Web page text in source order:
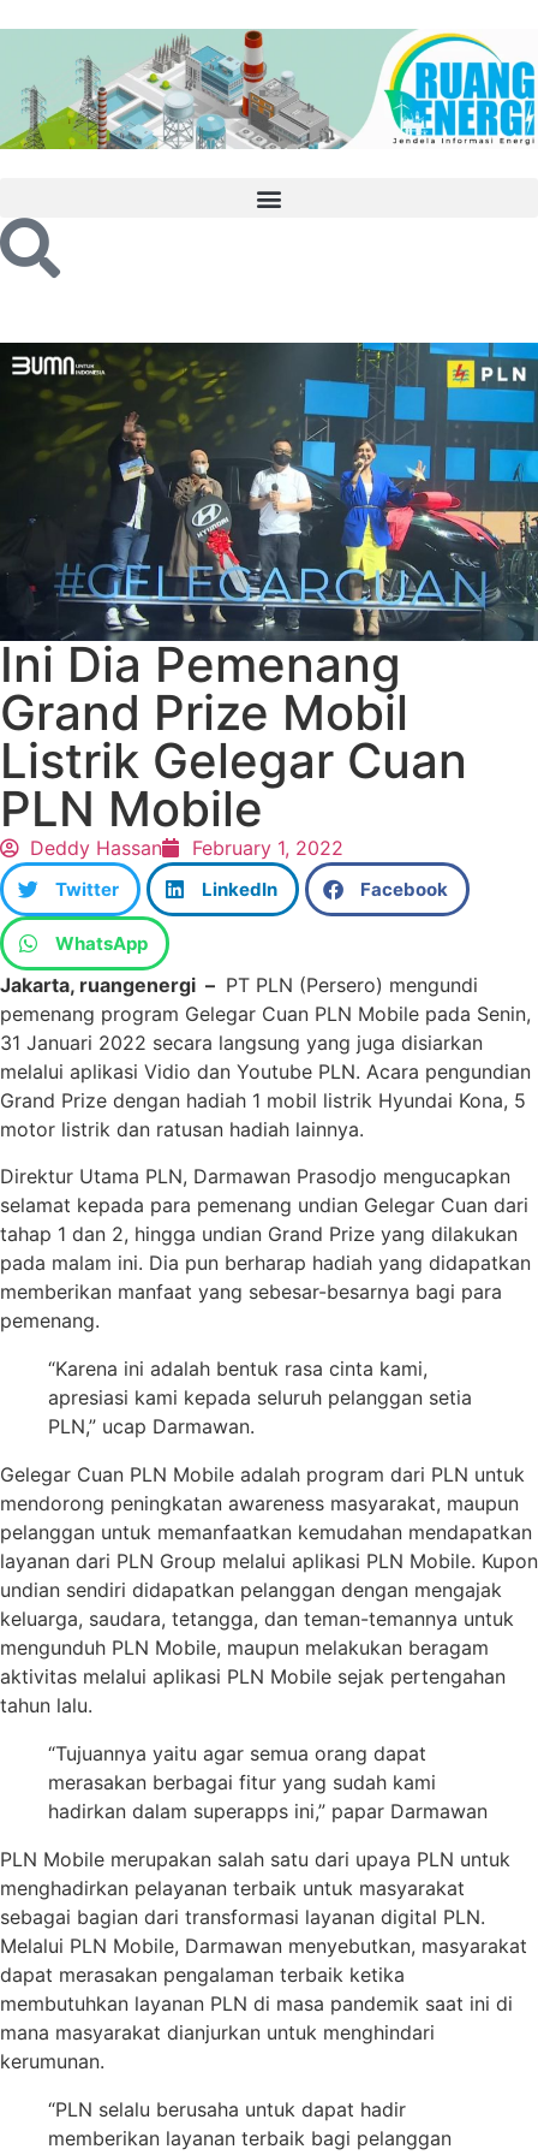
Ini Dia Pemenang
Grand Prize Mobil
Listrik Gelegar Cuan
PLN Mobile
Deddy Hassan February 1, 2022
Twitter LinkedIn Facebook
WhatsApp
Jakarta, ruangenergi – PT PLN (Persero) mengundi
pemenang program Gelegar Cuan PLN Mobile pada Senin,
31 Januari 2022 secara langsung yang juga disiarkan
melalui aplikasi Vidio dan Youtube PLN. Acara pengundian
Grand Prize dengan hadiah 1 mobil listrik Hyundai Kona, 5
motor listrik dan ratusan hadiah lainnya.
Direktur Utama PLN, Darmawan Prasodjo mengucapkan
selamat kepada para pemenang undian Gelegar Cuan dari
tahap 1 dan 2, hingga undian Grand Prize yang dilakukan
pada malam ini. Dia pun berharap hadiah yang didapatkan
memberikan manfaat yang sebesar-besarnya bagi para
pemenang.
“Karena ini adalah bentuk rasa cinta kami,
apresiasi kami kepada seluruh pelanggan setia
PLN,” ucap Darmawan.
Gelegar Cuan PLN Mobile adalah program dari PLN untuk
mendorong peningkatan awareness masyarakat, maupun
pelanggan untuk memanfaatkan kemudahan mendapatkan
layanan dari PLN Group melalui aplikasi PLN Mobile. Kupon
undian sendiri didapatkan pelanggan dengan mengajak
keluarga, saudara, tetangga, dan teman-temannya untuk
mengunduh PLN Mobile, maupun melakukan beragam
aktivitas melalui aplikasi PLN Mobile sejak pertengahan
tahun lalu.
“Tujuannya yaitu agar semua orang dapat
merasakan berbagai fitur yang sudah kami
hadirkan dalam superapps ini,” papar Darmawan
PLN Mobile merupakan salah satu dari upaya PLN untuk
menghadirkan pelayanan terbaik untuk masyarakat
sebagai bagian dari transformasi layanan digital PLN.
Melalui PLN Mobile, Darmawan menyebutkan, masyarakat
dapat merasakan pengalaman terbaik ketika
membutuhkan layanan PLN di masa pandemik saat ini di
mana masyarakat dianjurkan untuk menghindari
kerumunan.
“PLN selalu berusaha untuk dapat hadir
memberikan layanan terbaik bagi pelanggan